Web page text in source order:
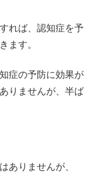
れば、認知症を予
ます。
症の予防に効果が
りませんが、半ば
ありませんが、